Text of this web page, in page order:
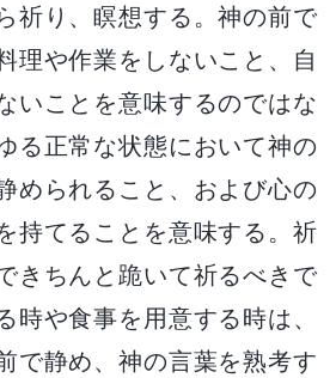
祈り、瞑想する。神の前で
理や作業をしないこと、自
いことを意味するのではな
る正常な状態において神の
められること、および心の
持てることを意味する。祈
きちんと跪いて祈るべきで
時や食事を用意する時は、
で静め、神の言葉を熟考す